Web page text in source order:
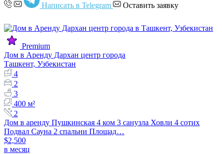
Написать в Telegram Оставить заявку
Premium
Дом в Аренду Дархан центр города
Ташкент, Узбекистан
4
2
3
400 м²
2
Дом в аренду Пушкинская 4 ком 3 санузла Ховли 4 сотих
Подвал Сауна 2 спальни Площад…
$2,500
в месяц